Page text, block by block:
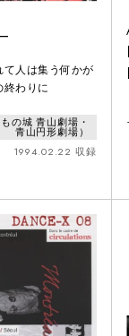
て人は集う何かが
わりに
の城 青山劇場・
青山円形劇場）
1994.02.22 収録